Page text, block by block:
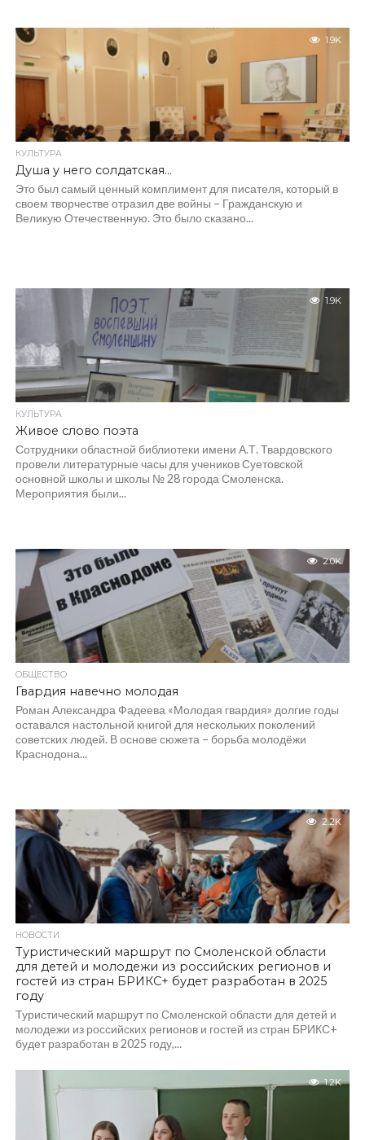
1.9K
КУЛЬТУРА
Душа у него солдатская…
Это был самый ценный комплимент для писателя, который в
своем творчестве отразил две войны – Гражданскую и
Великую Отечественную. Это было сказано...
1.9K
КУЛЬТУРА
Живое слово поэта
Сотрудники областной библиотеки имени А.Т. Твардовского
провели литературные часы для учеников Суетовской
основной школы и школы № 28 города Смоленска.
Мероприятия были...
2.0K
ОБЩЕСТВО
Гвардия навечно молодая
Роман Александра Фадеева «Молодая гвардия» долгие годы
оставался настольной книгой для нескольких поколений
советских людей. В основе сюжета – борьба молодёжи
Краснодона...
2.2K
НОВОСТИ
Туристический маршрут по Смоленской области
для детей и молодежи из российских регионов и
гостей из стран БРИКС+ будет разработан в 2025
году
Туристический маршрут по Смоленской области для детей и
молодежи из российских регионов и гостей из стран БРИКС+
будет разработан в 2025 году,...
1.2K